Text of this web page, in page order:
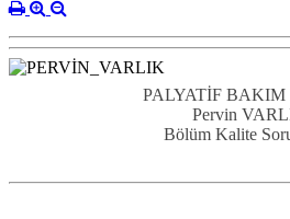
PALYATİF
Pervin
Bölüm Kalite